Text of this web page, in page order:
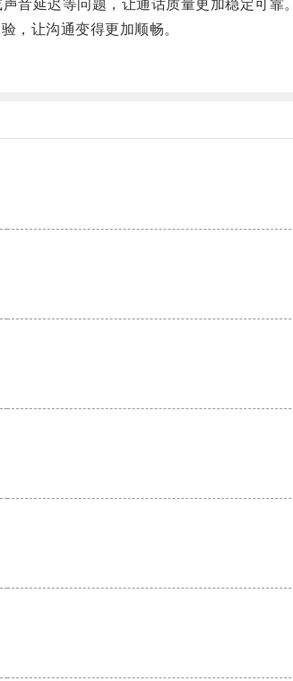
延迟等问题，让通话质量更加稳定可靠。
让沟通变得更加顺畅。